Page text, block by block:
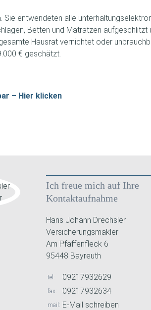
Sie entwendeten alle
Betten und Matratzen
Hausrat vernichtet oder
€ geschätzt.
– Hier klicken
Ich freue mich auf Ihre
Kontaktaufnahme
Hans Johann Drechsler
Versicherungsmakler
Am Pfaffenfleck 6
95448 Bayreuth
tel 09217932629
fax 09217932634
mail E-Mail schreiben